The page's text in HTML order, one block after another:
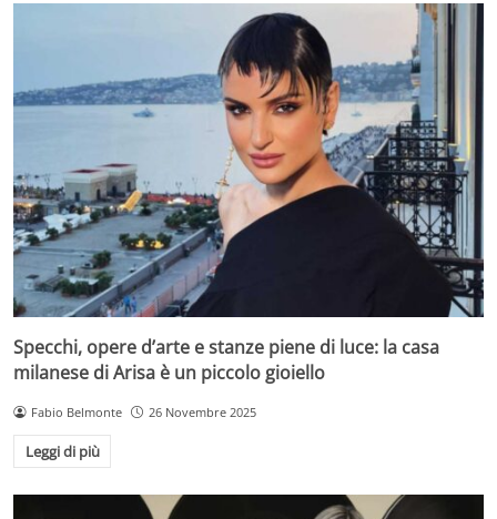
Specchi, opere d’arte e stanze piene di luce: la casa
milanese di Arisa è un piccolo gioiello
Fabio Belmonte 26 Novembre 2025
Leggi di più